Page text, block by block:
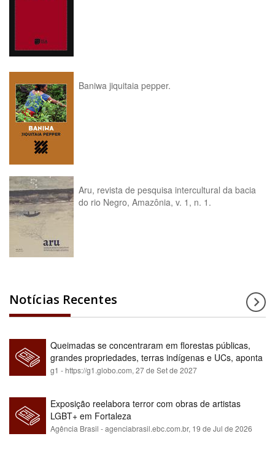
Baniwa jiquitaia pepper.
Aru, revista de pesquisa intercultural da bacia
do rio Negro, Amazônia, v. 1, n. 1.
Notícias Recentes
Queimadas se concentraram em florestas públicas,
grandes propriedades, terras indígenas e UCs, aponta
relatório
g1 - https://g1.globo.com, 27 de Set de 2027
Exposição reelabora terror com obras de artistas
LGBT+ em Fortaleza
Agência Brasil - agenciabrasil.ebc.com.br, 19 de Jul de 2026